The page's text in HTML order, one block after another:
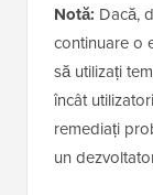
Notă: Dacă,
continuare o
să utilizați
încât
remediați
un